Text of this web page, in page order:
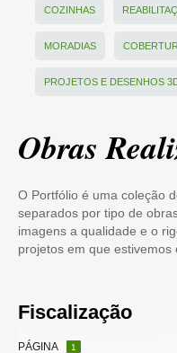
COZINHAS
MORADIAS
PROJETOS E DESENHOS
Obras
O Portfólio é uma coleção
separados por tipo de
imagens a qualidade e o
projetos em que estivemos
Fiscalização
PÁGINA 1